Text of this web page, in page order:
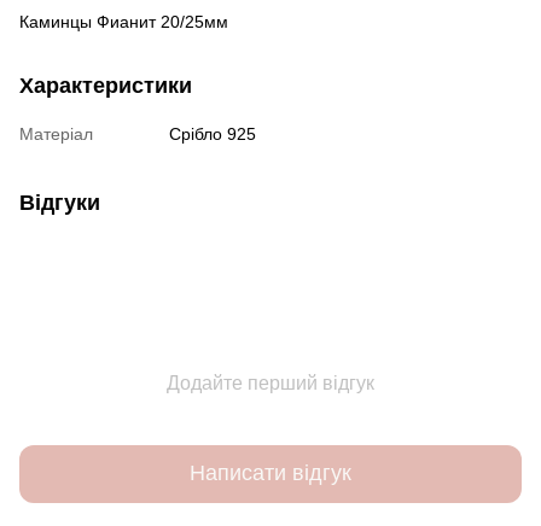
Каминцы Фианит 20/25мм
Характеристики
Матеріал Срібло 925
Відгуки
Додайте перший відгук
Написати відгук